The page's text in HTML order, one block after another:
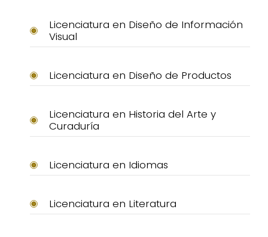
Licenciatura en Diseño de Información
Visual
Licenciatura en Diseño de Productos
Licenciatura en Historia del Arte y
Curaduría
Licenciatura en Idiomas
Licenciatura en Literatura